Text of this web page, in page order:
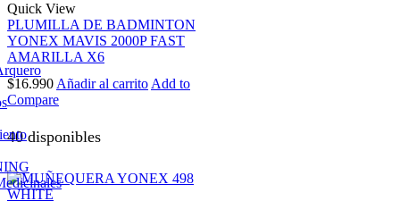
Quick View
PLUMILLA DE BADMINTON
YONEX MAVIS 2000P FAST
AMARILLA X6
$16.990 Añadir al carrito Add to
Compare
40 disponibles